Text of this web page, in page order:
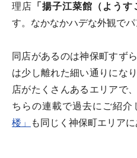
理店 「揚子江菜館（ようす
す。なかなかハデな外観でパ
同店があるのは神保町すず
は少し離れた細い通りにな
店がたくさんあるエリアで
ちらの連載で過去にご紹介
楼」
も同じく神保町エリアに